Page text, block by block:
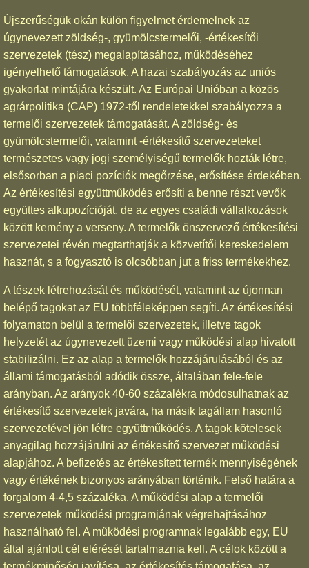
Újszerűségük okán külön figyelmet érdemelnek az
úgynevezett zöldség-, gyümölcstermelői, -értékesítői
szervezetek (tész) megalapításához, működéséhez
igényelhető támogatások. A hazai szabályozás az uniós
gyakorlat mintájára készült. Az Európai Unióban a közös
agrárpolitika (CAP) 1972-től rendeletekkel szabályozza a
termelői szervezetek támogatását. A zöldség- és
gyümölcstermelői, valamint -értékesítő szervezeteket
természetes vagy jogi személyiségű termelők hozták létre,
elsősorban a piaci pozíciók megőrzése, erősítése érdekében.
Az értékesítési együttműködés erősíti a benne részt vevők
együttes alkupozícióját, de az egyes családi vállalkozások
között kemény a verseny. A termelők önszervező értékesítési
szervezetei révén megtarthatják a közvetítői kereskedelem
hasznát, s a fogyasztó is olcsóbban jut a friss termékekhez.
A tészek létrehozását és működését, valamint az újonnan
belépő tagokat az EU többféleképpen segíti. Az értékesítési
folyamaton belül a termelői szervezetek, illetve tagok
helyzetét az úgynevezett üzemi vagy működési alap hivatott
stabilizálni. Ez az alap a termelők hozzájárulásából és az
állami támogatásból adódik össze, általában fele-fele
arányban. Az arányok 40-60 százalékra módosulhatnak az
értékesítő szervezetek javára, ha másik tagállam hasonló
szervezetével jön létre együttműködés. A tagok kötelesek
anyagilag hozzájárulni az értékesítő szervezet működési
alapjához. A befizetés az értékesített termék mennyiségének
vagy értékének bizonyos arányában történik. Felső határa a
forgalom 4-4,5 százaléka. A működési alap a termelői
szervezetek működési programjának végrehajtásához
használható fel. A működési programnak legalább egy, EU
által ajánlott cél elérését tartalmaznia kell. A célok között a